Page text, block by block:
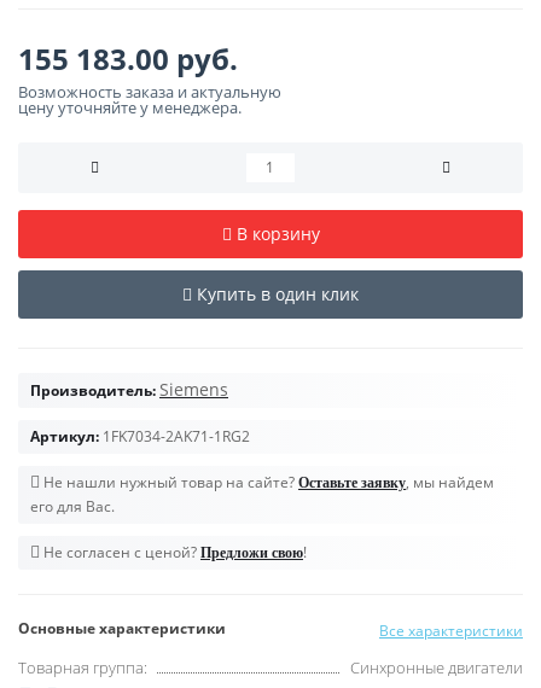
155 183.00 руб.
Возможность заказа и актуальную
цену уточняйте у менеджера.
В корзину
Купить в один клик
Производитель:Siemens
Артикул: 1FK7034-2AK71-1RG2
Не нашли нужный товар на сайте? Оставьте заявку, мы найдем
его для Вас.
Не согласен с ценой? Предложи свою!
Основные характеристики Все характеристики
Товарная группа: Синхронные двигатели